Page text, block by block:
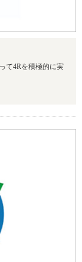
て4Rを積極的に実